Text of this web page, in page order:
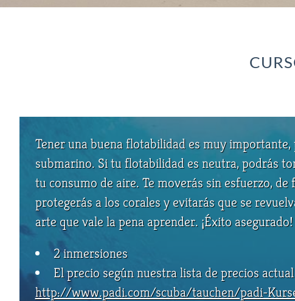
Tener una buena flotabilidad es muy
submarino. Si tu flotabilidad es neutra, podrás
tu consumo de aire. Te moverás sin esfuerzo,
protegerás a los corales y evitarás que se
arte que vale la pena aprender. ¡Éxito asegurado!
2 inmersiones
El precio según nuestra lista de precios actual
http://www.padi.com/scuba/tauchen/padi-